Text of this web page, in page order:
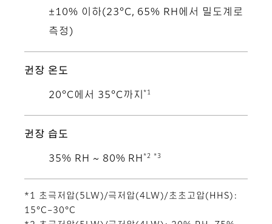
±10% 이하(23°C, 65% RH에서 밀도계로
측정)
권장 온도
20°C에서 35°C까지 *1
권장 습도
35% RH ~ 80% RH *2 *3
*1 초극저압(5LW)/극저압(4LW)/초초고압(HHS):
15°C–30°C